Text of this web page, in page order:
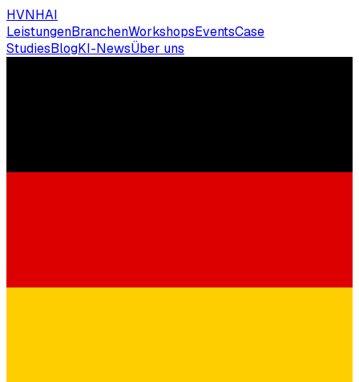
HVNHAI
LeistungenBranchenWorkshopsEventsCase
StudiesBlogKI-NewsÜber uns